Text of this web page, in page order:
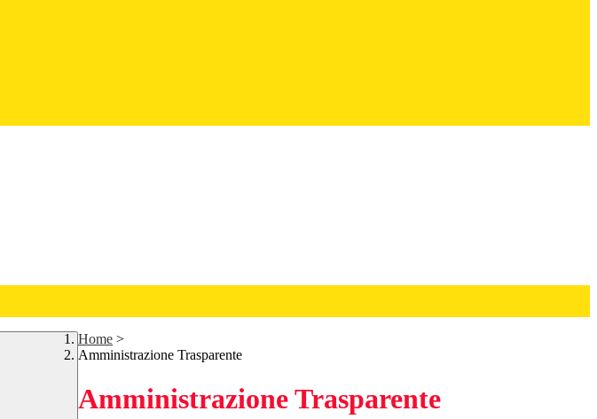
Home >
Amministrazione Trasparente
Amministrazione Trasparente